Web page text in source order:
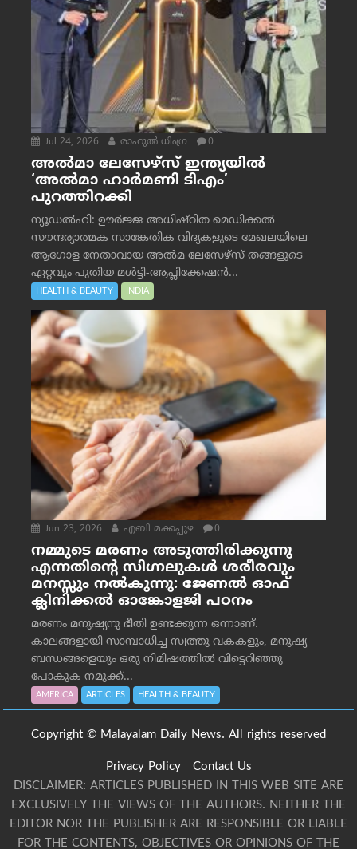
Jul 24, 2026 രാഹുല്‍ ധിംഗ്ര 0
അൽമാ ലേസേഴ്സ് ഇന്ത്യയിൽ
‘അൽമാ ഹാർമണി ടിഎം’
പുറത്തിറക്കി
ന്യൂഡൽഹി: ഊർജ്ജ അധിഷ്ഠിത മെഡിക്കൽ
സൗന്ദര്യാത്മക സാങ്കേതിക വിദ്യകളുടെ മേഖലയിലെ
ആഗോള നേതാവായ അൽമ ലേസേഴ്സ് തങ്ങളുടെ
ഏറ്റവും പുതിയ മൾട്ടി-ആപ്ലിക്കേഷൻ...
HEALTH & BEAUTY INDIA
Jun 23, 2026 എബി മക്കപ്പുഴ 0
നമ്മുടെ മരണം അടുത്തിരിക്കുന്നു
എന്നതിന്റെ സിഗ്നലുകൾ ശരീരവും
മനസ്സും നല്‍കുന്നു: ജേണല്‍ ഓഫ്
ക്ലിനിക്കല്‍ ഓങ്കോളജി പഠനം
മരണം മനുഷ്യനു ഭീതി ഉണ്ടക്കുന്ന ഒന്നാണ്.
കാലങ്ങളായി സാമ്പാധിച്ച സ്വത്തു വകകളും, മനുഷ്യ
ബന്ധങ്ങളെയും ഒരു നിമിഷത്തിൽ വിട്ടെറിഞ്ഞു
പോകുക നമുക്ക്...
AMERICA ARTICLES HEALTH & BEAUTY
Copyright © Malayalam Daily News. All rights reserved
Privacy Policy
Contact Us
DISCLAIMER: ARTICLES PUBLISHED IN THIS WEB SITE ARE
EXCLUSIVELY THE VIEWS OF THE AUTHORS. NEITHER THE
EDITOR NOR THE PUBLISHER ARE RESPONSIBLE OR LIABLE
FOR THE CONTENTS, OBJECTIVES OR OPINIONS OF THE